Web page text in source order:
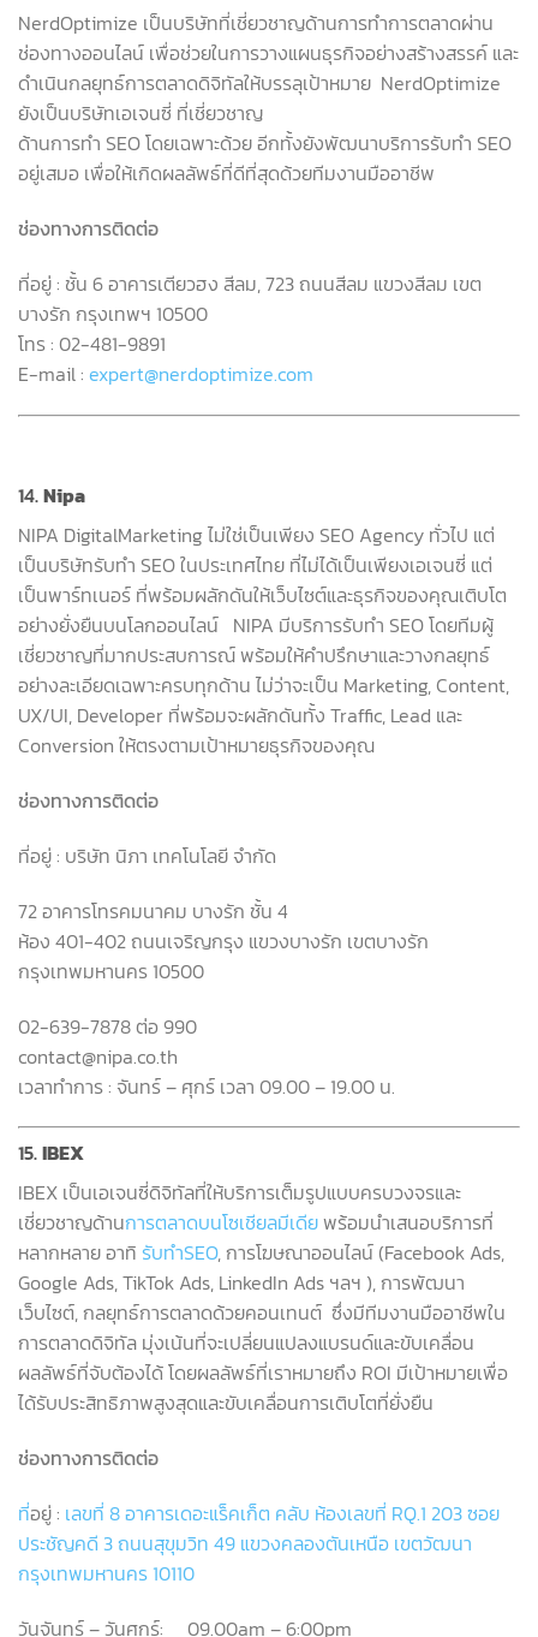
NerdOptimize เป็นบริษัทที่เชี่ยวชาญด้านการทำการตลาดผ่าน
ช่องทางออนไลน์ เพื่อช่วยในการวางแผนธุรกิจอย่างสร้างสรรค์ และ
ดำเนินกลยุทธ์การตลาดดิจิทัลให้บรรลุเป้าหมาย NerdOptimize
ยังเป็นบริษัทเอเจนซี่ ที่เชี่ยวชาญ
ด้านการทำ SEOโดยเฉพาะด้วย อีกทั้งยังพัฒนาบริการรับทำ SEO
อยู่เสมอ เพื่อให้เกิดผลลัพธ์ที่ดีที่สุดด้วยทีมงานมืออาชีพ
ช่องทางการติดต่อ
ที่อยู่: ชั้น 6อาคารเตียวฮง สีลม, 723ถนนสีลม แขวงสีลม เขต
บางรัก กรุงเทพฯ 10500
โทร: 02-481-9891
E-mail : expert@nerdoptimize.com
14.Nipa
NIPA DigitalMarketing ไม่ใช่เป็นเพียง SEO Agency ทั่วไป แต่
เป็นบริษัทรับทำ SEOในประเทศไทย ที่ไม่ได้เป็นเพียงเอเจนซี่ แต่
เป็นพาร์ทเนอร์ ที่พร้อมผลักดันให้เว็บไซต์และธุรกิจของคุณเติบโต
อย่างยั่งยืนบนโลกออนไลน์ NIPA มีบริการรับทำ SEOโดยทีมผู้
เชี่ยวชาญที่มากประสบการณ์ พร้อมให้คำปรึกษาและวางกลยุทธ์
อย่างละเอียดเฉพาะครบทุกด้าน ไม่ว่าจะเป็น Marketing, Content,
UX/UI, Developer ที่พร้อมจะผลักดันทั้ง Traffic, Lead และ
Conversion ให้ตรงตามเป้าหมายธุรกิจของคุณ
ช่องทางการติดต่อ
ที่อยู่: บริษัท นิภา เทคโนโลยี จำกัด
72อาคารโทรคมนาคม บางรัก ชั้น 4
ห้อง 401-402ถนนเจริญกรุง แขวงบางรัก เขตบางรัก
กรุงเทพมหานคร 10500
02-639-7878ต่อ 990
contact@nipa.co.th
เวลาทำการ: จันทร์– ศุกร์ เวลา 09.00 – 19.00 น.
15.IBEX
IBEX เป็นเอเจนซี่ดิจิทัลที่ให้บริการเต็มรูปแบบครบวงจรและ
เชี่ยวชาญด้านการตลาดบนโซเชียลมีเดียพร้อมนำเสนอบริการที่
หลากหลาย อาทิ รับทำSEO,การโฆษณาออนไลน์(Facebook Ads,
Google Ads, TikTok Ads, LinkedIn Ads ฯลฯ ),การพัฒนา
เว็บไซต์,กลยุทธ์การตลาดด้วยคอนเทนต์ ซึ่งมีทีมงานมืออาชีพใน
การตลาดดิจิทัล มุ่งเน้นที่จะเปลี่ยนแปลงแบรนด์และขับเคลื่อน
ผลลัพธ์ที่จับต้องได้ โดยผลลัพธ์ที่เราหมายถึง ROI มีเป้าหมายเพื่อ
ได้รับประสิทธิภาพสูงสุดและขับเคลื่อนการเติบโตที่ยั่งยืน
ช่องทางการติดต่อ
ที่อยู่: เลขที่ 8อาคารเดอะแร็คเก็ต คลับ ห้องเลขที่ RQ.1 203ซอย
ประชัญคดี 3ถนนสุขุมวิท 49 แขวงคลองตันเหนือ เขตวัฒนา
กรุงเทพมหานคร10110
วันจันทร์– วันศุกร์: 09.00am – 6:00pm